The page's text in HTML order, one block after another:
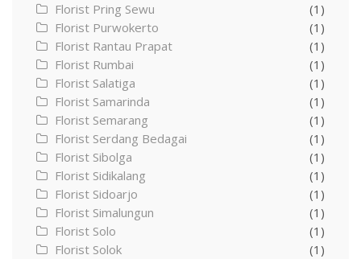
Florist Pring Sewu
(1)
Florist Purwokerto
(1)
Florist Rantau Prapat
(1)
Florist Rumbai
(1)
Florist Salatiga
(1)
Florist Samarinda
(1)
Florist Semarang
(1)
Florist Serdang Bedagai
(1)
Florist Sibolga
(1)
Florist Sidikalang
(1)
Florist Sidoarjo
(1)
Florist Simalungun
(1)
Florist Solo
(1)
Florist Solok
(1)